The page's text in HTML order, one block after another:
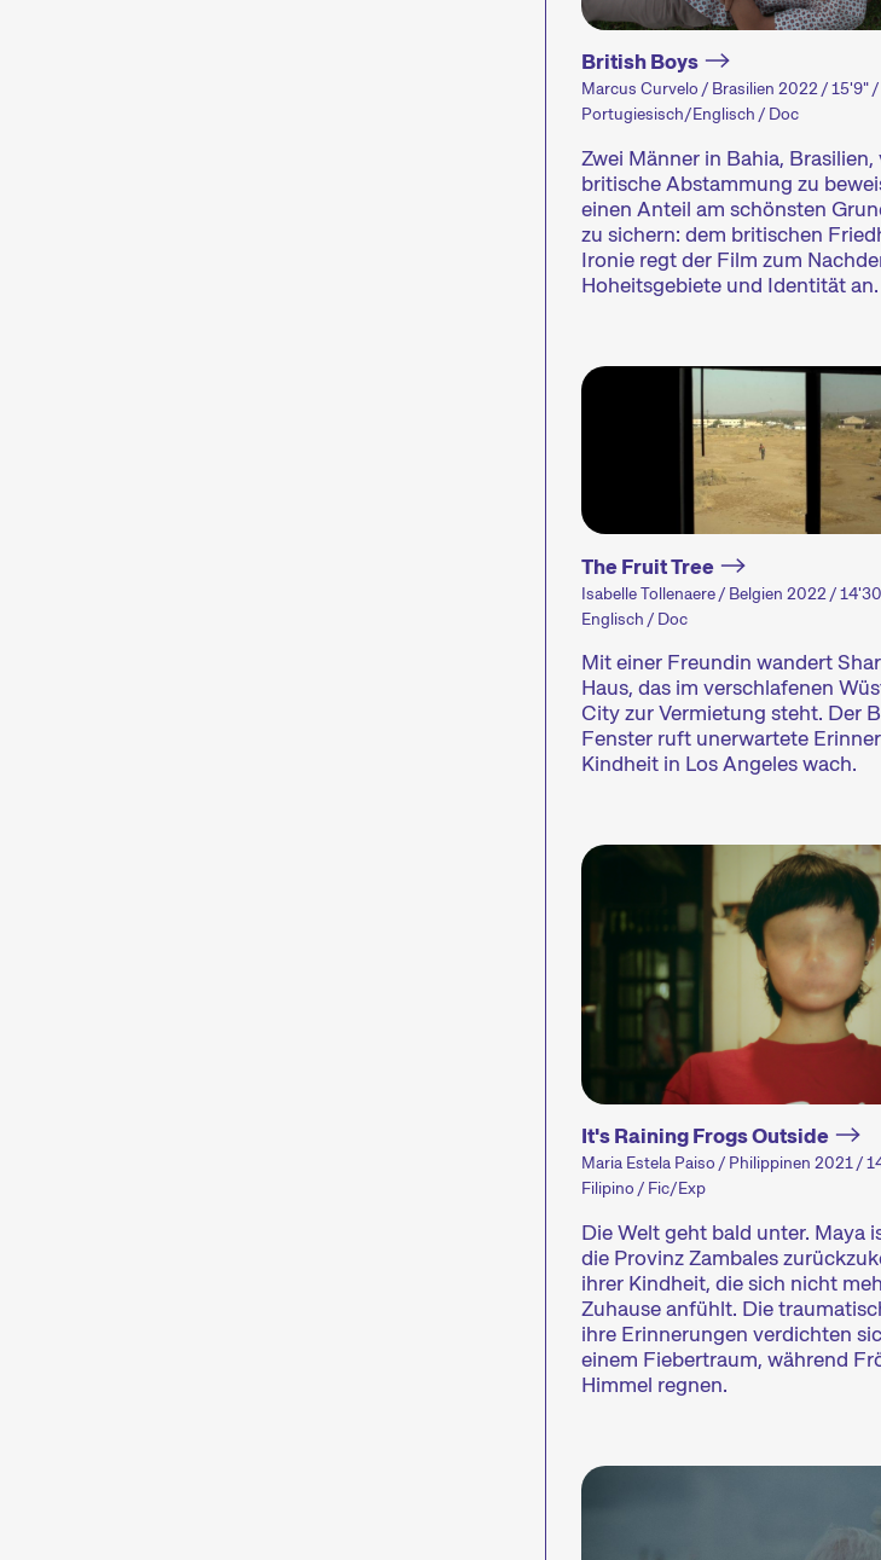
British Boys
Marcus Curvelo / Brasilien 2022 / 15'9"
Portugiesisch/Englisch / Doc
Zwei Männer in Bahia,
britische Abstammung zu
einen Anteil am schönsten
zu sichern: dem britischen
Ironie regt der Film zum
Hoheitsgebiete und Identität an.
The Fruit Tree
Isabelle Tollenaere / Belgien 2022 /
Englisch / Doc
Mit einer Freundin wandert
Haus, das im verschlafenen
City zur Vermietung steht. Der
Fenster ruft unerwartete
Kindheit in Los Angeles wach.
It's Raining Frogs Outside
Maria Estela Paiso / Philippinen 2021 /
Filipino / Fic/Exp
Die Welt geht bald unter. Maya
die Provinz Zambales
ihrer Kindheit, die sich nicht
Zuhause anfühlt. Die
ihre Erinnerungen verdichten
einem Fiebertraum, während
Himmel regnen.
Zum Programm der 29.
Aktuelle Kurzfilme aus der
ganzen Welt. Am
Sonntagabend werden die
vielversprechendsten
Kurzfilme ausgezeichnet.
Das künstlerische Wirken
einer filmschaffenden
Person wird ins
Rampenlicht gestellt.
Rahmenprogramm
Konzerte, Partys, Lesungen
und zahlreiche weitere
Events bieten Gelegenheit
zur Vernetzung und
erweitern das
Festivalerlebnis.
Der